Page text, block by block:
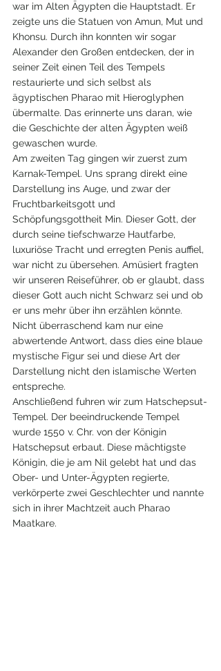
war im Alten Ägypten die Hauptstadt. Er
zeigte uns die Statuen von Amun, Mut und
Khonsu. Durch ihn konnten wir sogar
Alexander den Großen entdecken, der in
seiner Zeit einen Teil des Tempels
restaurierte und sich selbst als
ägyptischen Pharao mit Hieroglyphen
übermalte. Das erinnerte uns daran, wie
die Geschichte der alten Ägypten weiß
gewaschen wurde.
Am zweiten Tag gingen wir zuerst zum
Karnak-Tempel. Uns sprang direkt eine
Darstellung ins Auge, und zwar der
Fruchtbarkeitsgott und
Schöpfungsgottheit Min. Dieser Gott, der
durch seine tiefschwarze Hautfarbe,
luxuriöse Tracht und erregten Penis auffiel,
war nicht zu übersehen. Amüsiert fragten
wir unseren Reiseführer, ob er glaubt, dass
dieser Gott auch nicht Schwarz sei und ob
er uns mehr über ihn erzählen könnte.
Nicht überraschend kam nur eine
abwertende Antwort, dass dies eine blaue
mystische Figur sei und diese Art der
Darstellung nicht den islamische Werten
entspreche.
Anschließend fuhren wir zum Hatschepsut-
Tempel. Der beeindruckende Tempel
wurde 1550 v. Chr. von der Königin
Hatschepsut erbaut. Diese mächtigste
Königin, die je am Nil gelebt hat und das
Ober- und Unter-Ägypten regierte,
verkörperte zwei Geschlechter und nannte
sich in ihrer Machtzeit auch Pharao
Maatkare.